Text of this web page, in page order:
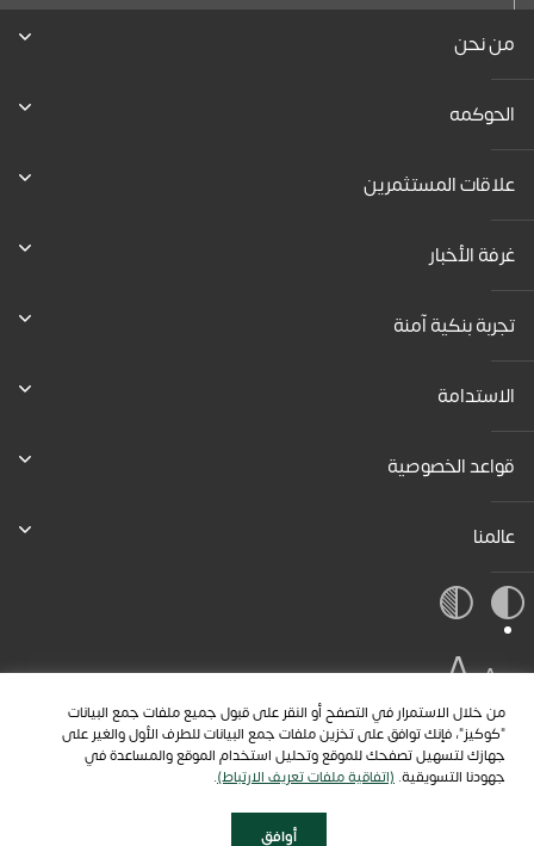
من خلال الاستمرار في التصفح أو النقر على قبول جميع ملفات جمع البيانات
"كوكيز"، فإنك توافق على تخزين ملفات جمع البيانات للطرف الأول والغير على
جهازك لتسهيل تصفحك للموقع وتحليل استخدام الموقع والمساعدة في
جهودنا التسويقية. (اتفاقية ملفات تعريف الارتباط).
أوافق
من نحن
الحوكمه
علاقات المستثمرين
غرفة الأخبار
تجربة بنكية آمنة
الاستدامة
قواعد الخصوصية
عالمنا
A
A
A